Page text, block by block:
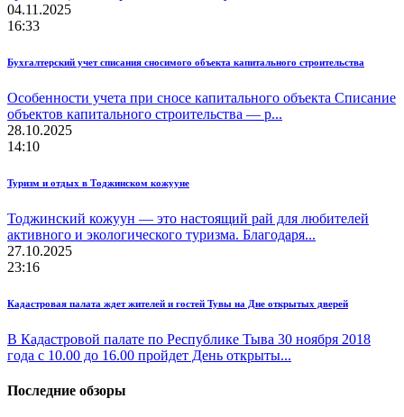
04.11.2025
16:33
Бухгалтерский учет списания сносимого объекта капитального строительства
Особенности учета при сносе капитального объекта Списание
объектов капитального строительства — р...
28.10.2025
14:10
Туризм и отдых в Тоджинском кожууне
Тоджинский кожуун — это настоящий рай для любителей
активного и экологического туризма. Благодаря...
27.10.2025
23:16
Кадастровая палата ждет жителей и гостей Тувы на Дне открытых дверей
В Кадастровой палате по Республике Тыва 30 ноября 2018
года с 10.00 до 16.00 пройдет День открыты...
Последние обзоры